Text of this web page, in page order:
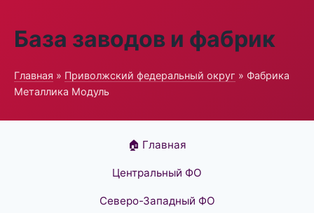
База заводов и фабрик
Главная » Приволжский федеральный округ » Фабрика
Металлика Модуль
🏠 Главная
Центральный ФО
Северо-Западный ФО